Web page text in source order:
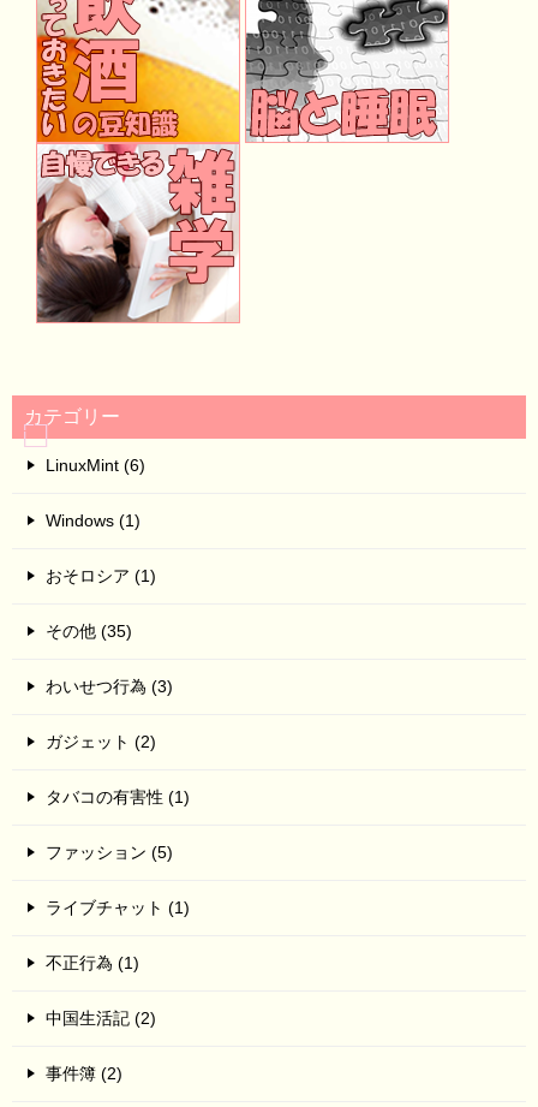
カテゴリー
LinuxMint (6)
Windows (1)
おそロシア (1)
その他 (35)
わいせつ行為 (3)
ガジェット (2)
タバコの有害性 (1)
ファッション (5)
ライブチャット (1)
不正行為 (1)
中国生活記 (2)
事件簿 (2)